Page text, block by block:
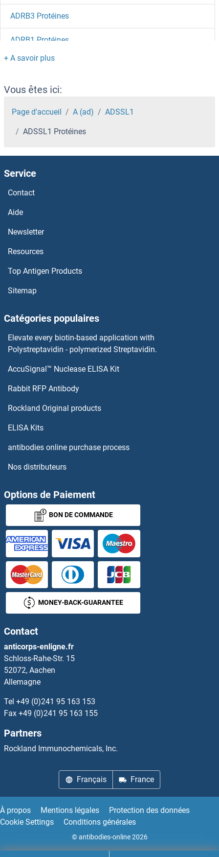
ADRB3 Protéines
ADRB1 Protéines
Adracalin Protéines
ADRA2C Protéines
ADRA2B Protéines
ADRA2A Protéines
ADPRHL2 Protéines
ADPRHL1 Protéines
ADPRH Protéines
ADP-Ribosylation Factor 6 Protéines
AEBP2 Protéines
AEN Protéines
AES Protéines
AF9 Protéines
Afamin Protéines
AFAP Protéines
AFAP1L2 Protéines
AFF2 Protéines
AFF4 Protéines
AFT1 Protéines
AGA Protéines
AGAP1 Protéines
AGAP3 Protéines
AGBL4 Protéines
Vous êtes ici:
Page d'accueil A (ad) ADSSL1
ADSSL1 Protéines
Service
Contact
Aide
Newsletter
Resources
Top Antigen Products
Sitemap
Catégories populaires
Elevate every biotin-based application with
Polystreptavidin - polymerized Streptavidin.
AccuSignal™ Nuclease ELISA Kit
Rabbit RFP Antibody
Rockland Original products
ELISA Kits
antibodies online purchase process
Nos distributeurs
Options de Paiement
BON DE COMMANDE
MONEY-BACK-GUARANTEE
Contact
anticorps-enligne.fr
Schloss-Rahe-Str. 15
52072, Aachen
Allemagne
Tel +49 (0)241 95 163 153
Fax +49 (0)241 95 163 155
Partners
Rockland Immunochemicals, Inc.
Français France
À propos Mentions légales
Protection des données
Cookie Settings
Conditions générales
© antibodies-online 2026